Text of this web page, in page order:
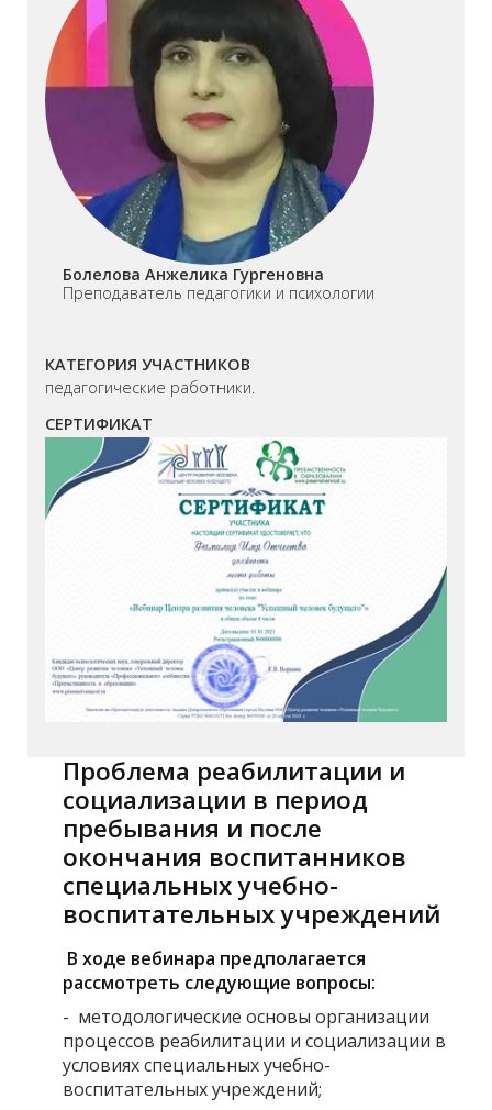
Болелова Анжелика Гургеновна
Преподаватель педагогики и психологии
КАТЕГОРИЯ УЧАСТНИКОВ
педагогические работники.
СЕРТИФИКАТ
Проблема реабилитации и
социализации в период
пребывания и после
окончания воспитанников
специальных учебно-
воспитательных учреждений
В ходе вебинара предполагается
рассмотреть следующие вопросы:
- методологические основы организации
процессов реабилитации и социализации в
условиях специальных учебно-
воспитательных учреждений;